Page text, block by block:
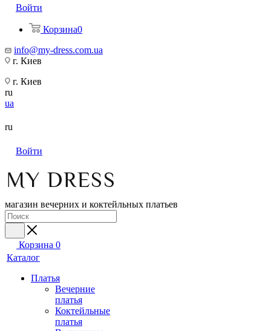
Войти
Корзина0
info@my-dress.com.ua
г. Киев
г. Киев
ru
ua
ru
Войти
магазин вечерних и коктейльных платьев
Корзина 0
Каталог
Платья
Вечерние
платья
Коктейльные
платья